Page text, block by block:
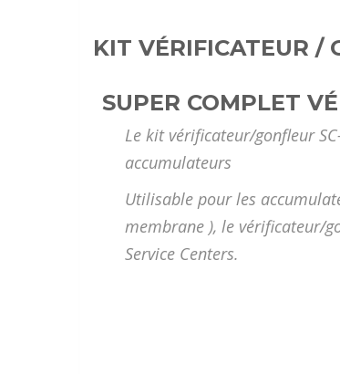
KIT VÉRIFICATEUR /
SUPER COMPLET
Le kit vérificateur/gonfleur
accumulateurs
Utilisable pour les
membrane ), le vérificateur/
Service Centers.